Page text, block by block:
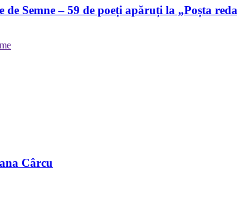
de Semne – 59 de poeți apăruți la „Poșta
Cârcu